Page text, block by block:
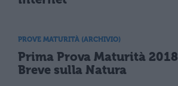
PROVE MATURITÀ (ARCHIVIO)
Prima Prova Maturità
Breve sulla Natura